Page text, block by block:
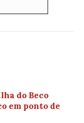
do Beco
em ponto de